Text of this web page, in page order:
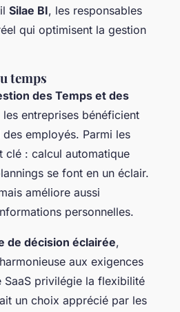
Silae BI, les responsables
qui optimisent la gestion
temps
des Temps et des
entreprises bénéficient
employés. Parmi les
clé : calcul automatique
se font en un éclair.
améliore aussi
personnelles.
de décision éclairée,
aux exigences
SaaS privilégie la flexibilité
un choix apprécié par les